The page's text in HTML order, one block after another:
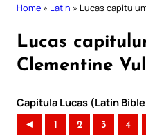
Home » Latin » Lucas
Lucas
Clementine
Capitula Lucas (Latin
◄ 1 2 3 4